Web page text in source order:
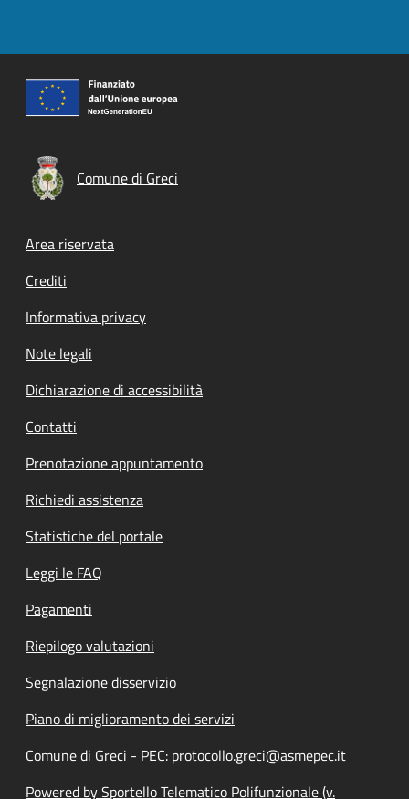
Comune di Greci
Footer menu
Area riservata
Crediti
Informativa privacy
Note legali
Dichiarazione di accessibilità
Contatti
Prenotazione appuntamento
Richiedi assistenza
Statistiche del portale
Leggi le FAQ
Pagamenti
Riepilogo valutazioni
Segnalazione disservizio
Piano di miglioramento dei servizi
Comune di Greci - PEC: protocollo.greci@asmepec.it
Powered by Sportello Telematico Polifunzionale (v.